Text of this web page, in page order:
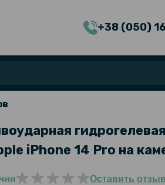
+38 (050)
iPhone 14 Pro на
Оставить отзыв